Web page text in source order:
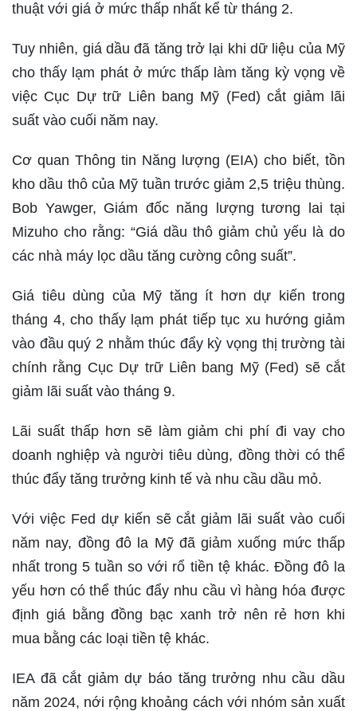
thuật với giá ở mức thấp nhất kể từ tháng 2.
Tuy nhiên, giá dầu đã tăng trở lại khi dữ liệu của Mỹ
cho thấy lạm phát ở mức thấp làm tăng kỳ vọng về
việc Cục Dự trữ Liên bang Mỹ (Fed) cắt giảm lãi
suất vào cuối năm nay.
Cơ quan Thông tin Năng lượng (EIA) cho biết, tồn
kho dầu thô của Mỹ tuần trước giảm 2,5 triệu thùng.
Bob Yawger, Giám đốc năng lượng tương lai tại
Mizuho cho rằng: “Giá dầu thô giảm chủ yếu là do
các nhà máy lọc dầu tăng cường công suất”.
Giá tiêu dùng của Mỹ tăng ít hơn dự kiến trong
tháng 4, cho thấy lạm phát tiếp tục xu hướng giảm
vào đầu quý 2 nhằm thúc đẩy kỳ vọng thị trường tài
chính rằng Cục Dự trữ Liên bang Mỹ (Fed) sẽ cắt
giảm lãi suất vào tháng 9.
Lãi suất thấp hơn sẽ làm giảm chi phí đi vay cho
doanh nghiệp và người tiêu dùng, đồng thời có thể
thúc đẩy tăng trưởng kinh tế và nhu cầu dầu mỏ.
Với việc Fed dự kiến sẽ cắt giảm lãi suất vào cuối
năm nay, đồng đô la Mỹ đã giảm xuống mức thấp
nhất trong 5 tuần so với rổ tiền tệ khác. Đồng đô la
yếu hơn có thể thúc đẩy nhu cầu vì hàng hóa được
định giá bằng đồng bạc xanh trở nên rẻ hơn khi
mua bằng các loại tiền tệ khác.
IEA đã cắt giảm dự báo tăng trưởng nhu cầu dầu
năm 2024, nới rộng khoảng cách với nhóm sản xuất